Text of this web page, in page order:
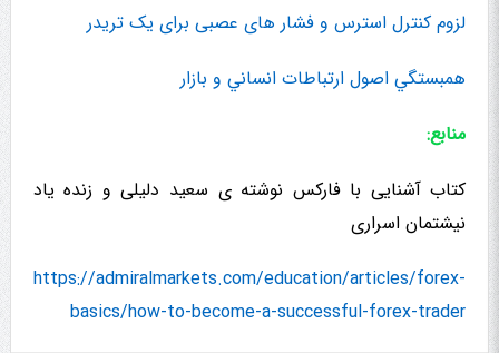
لزوم کنترل استرس و فشار های عصبی برای یک تریدر
همبستگي اصول ارتباطات انساني و بازار
منابع:
کتاب آشنایی با فارکس نوشته ی سعید دلیلی و زنده یاد
نیشتمان اسراری
https://admiralmarkets.com/education/articles/forex-
basics/how-to-become-a-successful-forex-trader